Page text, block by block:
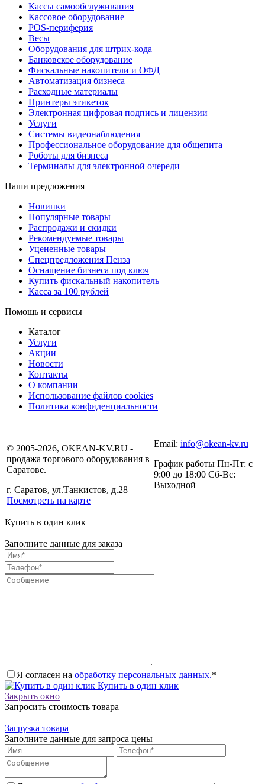
Кассы самообслуживания
Кассовое оборудование
POS-периферия
Весы
Оборудования для штрих-кода
Банковское оборудование
Фискальные накопители и ОФД
Автоматизация бизнеса
Расходные материалы
Принтеры этикеток
Электронная цифровая подпись и лицензии
Услуги
Системы видеонаблюдения
Профессиональное оборудование для общепита
Роботы для бизнеса
Терминалы для электронной очереди
Наши предложения
Новинки
Популярные товары
Распродажи и скидки
Рекомендуемые товары
Уцененные товары
Спецпредложения Пенза
Оснащение бизнеса под ключ
Купить фискальный накопитель
Касса за 100 рублей
Помощь и сервисы
Каталог
Услуги
Акции
Новости
Контакты
О компании
Использование файлов cookies
Политика конфиденциальности
© 2005-2026, OKEAN-KV.RU -
продажа торгового оборудования в
Саратове.
г. Саратов, ул.Танкистов, д.28
Посмотреть на карте
Email: info@okean-kv.ru
График работы Пн-Пт: с
9:00 до 18:00 Сб-Вс:
Выходной
Купить в один клик
Заполните данные для заказа
Я согласен на обработку персональных данных.*
Купить в один клик
Закрыть окно
Запросить стоимость товара
Загрузка товара
Заполните данные для запроса цены